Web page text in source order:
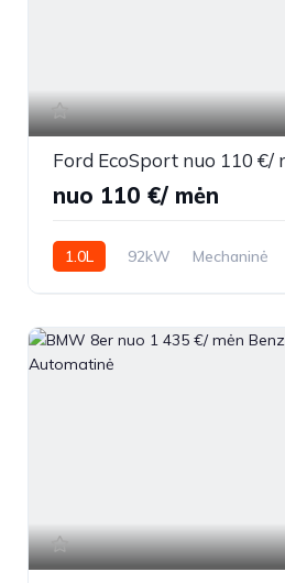
nuo 110 €/ mėn
1.0L 92kW Mechaninė